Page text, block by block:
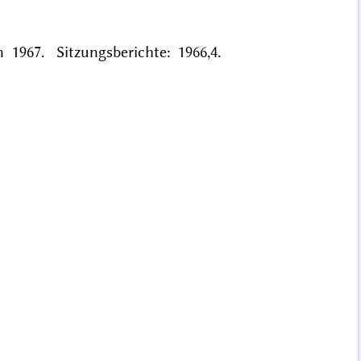
Sitzungsberichte: 1966,4.